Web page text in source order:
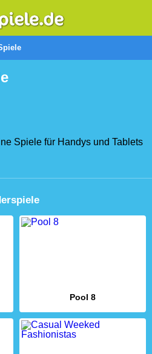
Spiele für Handys und Tablets
Pool 8